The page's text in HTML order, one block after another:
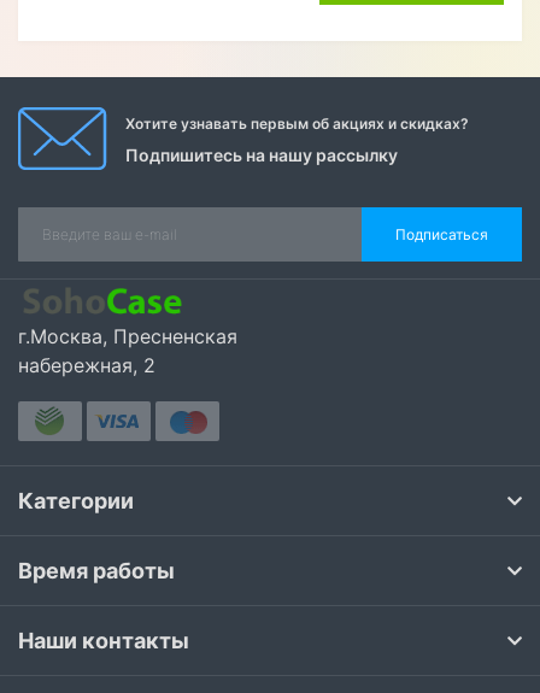
Хотите узнавать первым об акциях и скидках?
Подпишитесь на нашу рассылку
Подписаться
г.Москва, Пресненская
набережная, 2
Категории
Время работы
Наши контакты